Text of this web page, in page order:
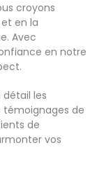
croyons
en la
Avec
en notre
les
témoignages de
de
vos